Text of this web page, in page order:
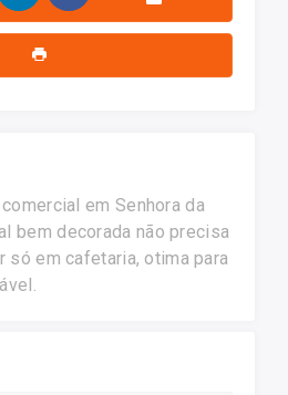
em Senhora da
só em cafetaria, otima para